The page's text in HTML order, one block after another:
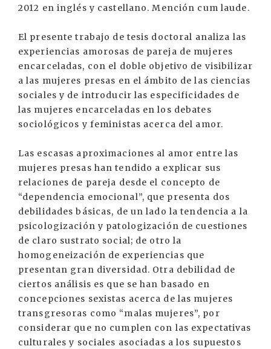
2012 en inglés y castellano. Mención cum laude.
El presente trabajo de tesis doctoral analiza las
experiencias amorosas de pareja de mujeres
encarceladas, con el doble objetivo de visibilizar
a las mujeres presas en el ámbito de las ciencias
sociales y de introducir las especificidades de
las mujeres encarceladas en los debates
sociológicos y feministas acerca del amor.
Las escasas aproximaciones al amor entre las
mujeres presas han tendido a explicar sus
relaciones de pareja desde el concepto de
“dependencia emocional”, que presenta dos
debilidades básicas, de un lado la tendencia a la
psicologización y patologización de cuestiones
de claro sustrato social; de otro la
homogeneización de experiencias que
presentan gran diversidad. Otra debilidad de
ciertos análisis es que se han basado en
concepciones sexistas acerca de las mujeres
transgresoras como “malas mujeres”, por
considerar que no cumplen con las expectativas
culturales y sociales asociadas a los supuestos